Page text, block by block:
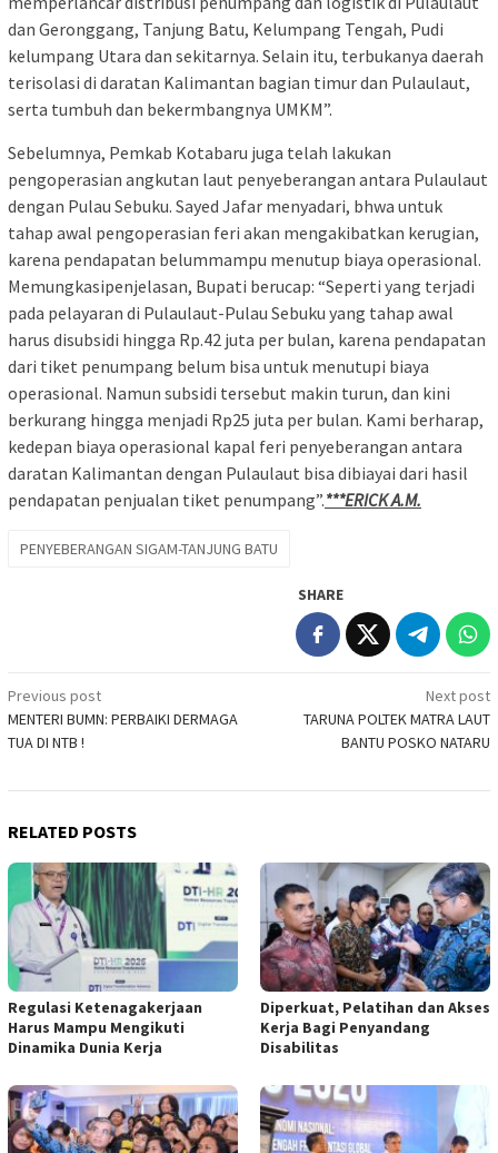
dan Geronggang, Tanjung Batu, Kelumpang Tengah, Pudi
kelumpang Utara dan sekitarnya. Selain itu, terbukanya daerah
terisolasi di daratan Kalimantan bagian timur dan Pulaulaut,
serta tumbuh dan bekermbangnya UMKM”.
Sebelumnya, Pemkab Kotabaru juga telah lakukan
pengoperasian angkutan laut penyeberangan antara Pulaulaut
dengan Pulau Sebuku. Sayed Jafar menyadari, bhwa untuk
tahap awal pengoperasian feri akan mengakibatkan kerugian,
karena pendapatan belummampu menutup biaya operasional.
Memungkasipenjelasan, Bupati berucap: “Seperti yang terjadi
pada pelayaran di Pulaulaut-Pulau Sebuku yang tahap awal
harus disubsidi hingga Rp.42 juta per bulan, karena pendapatan
dari tiket penumpang belum bisa untuk menutupi biaya
operasional. Namun subsidi tersebut makin turun, dan kini
berkurang hingga menjadi Rp25 juta per bulan. Kami berharap,
kedepan biaya operasional kapal feri penyeberangan antara
daratan Kalimantan dengan Pulaulaut bisa dibiayai dari hasil
pendapatan penjualan tiket penumpang”.***ERICK A.M.
PENYEBERANGAN SIGAM-TANJUNG BATU
SHARE
Post
navigation
Previous post
MENTERI BUMN: PERBAIKI DERMAGA
TUA DI NTB !
Next post
TARUNA POLTEK MATRA LAUT
BANTU POSKO NATARU
RELATED POSTS
Regulasi Ketenagakerjaan
Harus Mampu Mengikuti
Dinamika Dunia Kerja
Diperkuat, Pelatihan dan Akses
Kerja Bagi Penyandang
Disabilitas